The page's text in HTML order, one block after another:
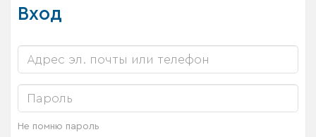
Вход
Не помню пароль